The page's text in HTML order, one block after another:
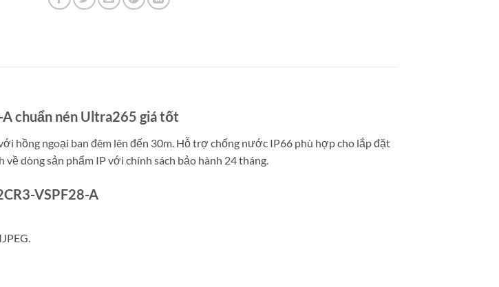
chuẩn nén Ultra265 giá tốt
hồng ngoại ban đêm lên đến 30m. Hỗ trợ chống nước IP66 phù hợp cho lắp đặt
dòng sản phẩm IP với chính sách bảo hành 24 tháng.
VSPF28-A